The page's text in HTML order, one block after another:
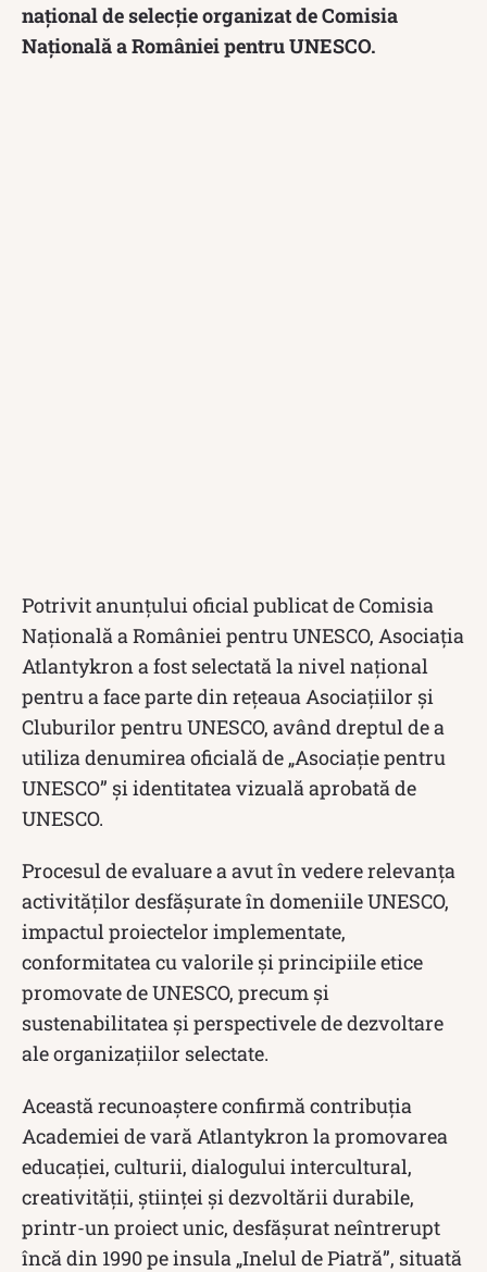
național de selecție organizat de Comisia
Națională a României pentru UNESCO.
Potrivit anunțului oficial publicat de Comisia
Națională a României pentru UNESCO, Asociația
Atlantykron a fost selectată la nivel național
pentru a face parte din rețeaua Asociațiilor și
Cluburilor pentru UNESCO, având dreptul de a
utiliza denumirea oficială de „Asociație pentru
UNESCO” și identitatea vizuală aprobată de
UNESCO.
Procesul de evaluare a avut în vedere relevanța
activităților desfășurate în domeniile UNESCO,
impactul proiectelor implementate,
conformitatea cu valorile și principiile etice
promovate de UNESCO, precum și
sustenabilitatea și perspectivele de dezvoltare
ale organizațiilor selectate.
Această recunoaștere confirmă contribuția
Academiei de vară Atlantykron la promovarea
educației, culturii, dialogului intercultural,
creativității, științei și dezvoltării durabile,
printr-un proiect unic, desfășurat neîntrerupt
încă din 1990 pe insula „Inelul de Piatră”, situată